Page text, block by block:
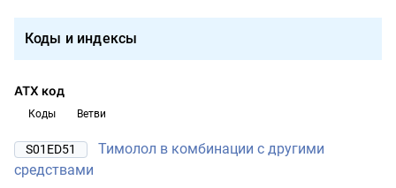
Коды и индексы
АТХ код
Коды Ветви
S01ED51
Тимолол в комбинации с другими
средствами